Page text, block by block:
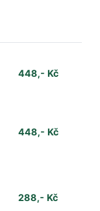
448,- Kč
448,- Kč
288,- Kč